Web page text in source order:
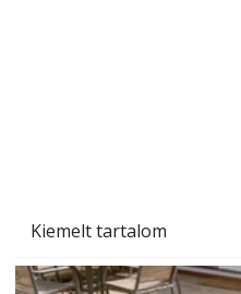
Kiemelt tartalom